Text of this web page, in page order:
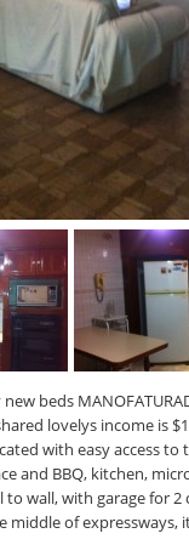
new beds
lovelys income is
with easy access
and BBQ, kitchen,
wall, with garage for
of expressways,